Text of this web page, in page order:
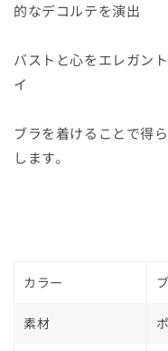
的なデコルテを演出
バストと心をエレガン
イ
ブラを着けることで得
します。
カラー
素材